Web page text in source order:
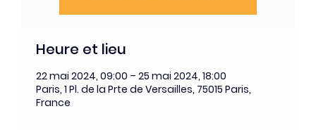
Heure et lieu
22 mai 2024, 09:00 – 25 mai 2024, 18:00
Paris, 1 Pl. de la Prte de Versailles, 75015 Paris,
France